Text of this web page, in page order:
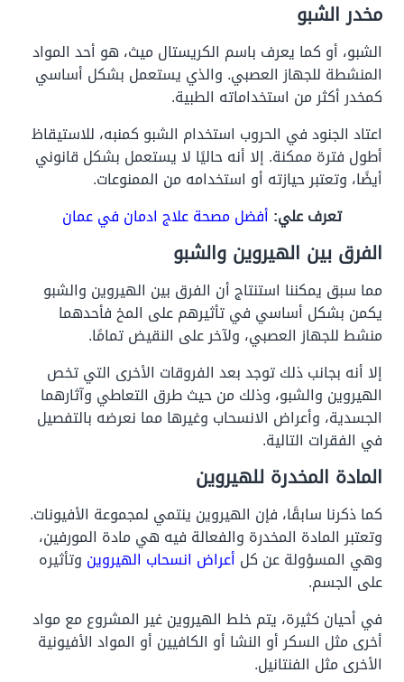
مخدر الشبو
الشبو، أو كما يعرف باسم الكريستال ميث، هو أحد المواد
المنشطة للجهاز العصبي. والذي يستعمل بشكل أساسي
كمخدر أكثر من استخداماته الطبية.
اعتاد الجنود في الحروب استخدام الشبو كمنبه، للاستيقاظ
أطول فترة ممكنة. إلا أنه حاليًا لا يستعمل بشكل قانوني
أيضًا، وتعتبر حيازته أو استخدامه من الممنوعات.
تعرف علي: أفضل مصحة علاج ادمان في عمان
الفرق بين الهيروين والشبو
مما سبق يمكننا استنتاج أن الفرق بين الهيروين والشبو
يكمن بشكل أساسي في تأثيرهم على المخ فأحدهما
منشط للجهاز العصبي، ولآخر على النقيض تمامًا.
إلا أنه بجانب ذلك توجد بعد الفروقات الأخرى التي تخص
الهيروين والشبو، وذلك من حيث طرق التعاطي وآثارهما
الجسدية، وأعراض الانسحاب وغيرها مما نعرضه بالتفصيل
في الفقرات التالية.
المادة المخدرة للهيروين
كما ذكرنا سابقًا، فإن الهيروين ينتمي لمجموعة الأفيونات.
وتعتبر المادة المخدرة والفعالة فيه هي مادة المورفين،
وهي المسؤولة عن كل أعراض انسحاب الهيروين وتأثيره
على الجسم.
في أحيان كثيرة، يتم خلط الهيروين غير المشروع مع مواد
أخرى مثل السكر أو النشا أو الكافيين أو المواد الأفيونية
الأخرى مثل الفنتانيل.